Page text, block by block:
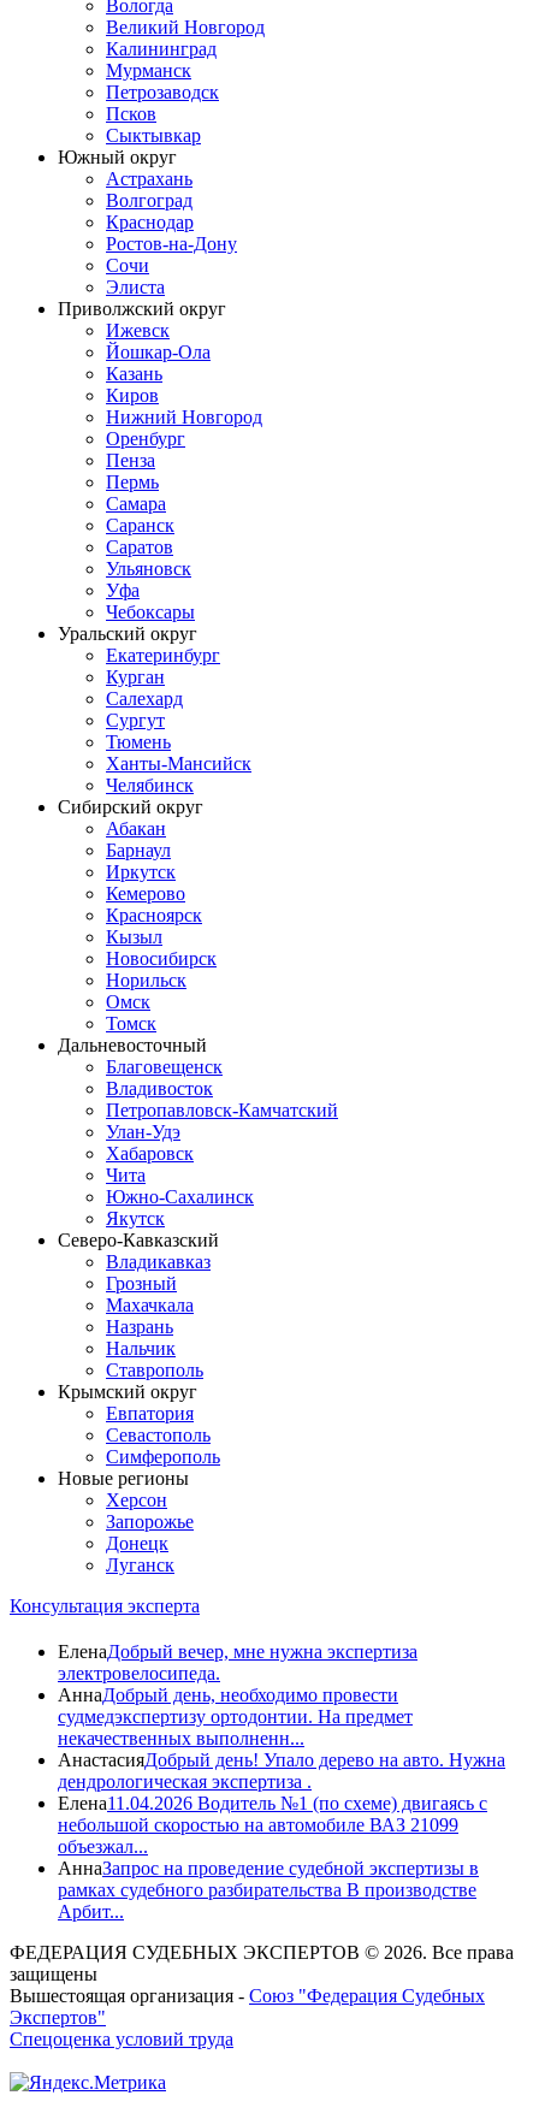
Вологда
Великий Новгород
Калининград
Мурманск
Петрозаводск
Псков
Сыктывкар
Южный округ
Астрахань
Волгоград
Краснодар
Ростов-на-Дону
Сочи
Элиста
Приволжский округ
Ижевск
Йошкар-Ола
Казань
Киров
Нижний Новгород
Оренбург
Пенза
Пермь
Самара
Саранск
Саратов
Ульяновск
Уфа
Чебоксары
Уральский округ
Екатеринбург
Курган
Салехард
Сургут
Тюмень
Ханты-Мансийск
Челябинск
Сибирский округ
Абакан
Барнаул
Иркутск
Кемерово
Красноярск
Кызыл
Новосибирск
Норильск
Омск
Томск
Дальневосточный
Благовещенск
Владивосток
Петропавловск-Камчатский
Улан-Удэ
Хабаровск
Чита
Южно-Сахалинск
Якутск
Северо-Кавказский
Владикавказ
Грозный
Махачкала
Назрань
Нальчик
Ставрополь
Крымский округ
Евпатория
Севастополь
Симферополь
Новые регионы
Херсон
Запорожье
Донецк
Луганск
Консультация эксперта
ЕленаДобрый вечер, мне нужна экспертиза
электровелосипеда.
АннаДобрый день, необходимо провести
судмедэкспертизу ортодонтии. На предмет
некачественных выполненн...
АнастасияДобрый день! Упало дерево на авто. Нужна
дендрологическая экспертиза .
Елена11.04.2026 Водитель №1 (по схеме) двигаясь с
небольшой скоростью на автомобиле ВАЗ 21099
объезжал...
АннаЗапрос на проведение судебной экспертизы в
рамках судебного разбирательства В производстве
Арбит...
ФЕДЕРАЦИЯ СУДЕБНЫХ ЭКСПЕРТОВ © 2026. Все права
защищены
Вышестоящая организация - Союз "Федерация Судебных
Экспертов"
Спецоценка условий труда